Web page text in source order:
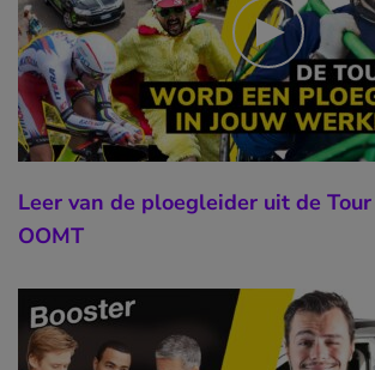
Leer van de ploegleider uit de
OOMT